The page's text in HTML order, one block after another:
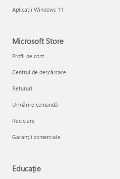
Aplicații Windows 11
Microsoft Store
Profil de cont
Centrul de descărcare
Retururi
Urmărire comandă
Reciclare
Garanții comerciale
Educație